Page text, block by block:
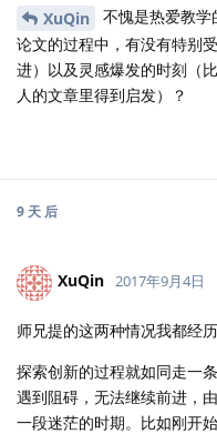
XuQin
不愧是热爱教
论文的过程中，有没有特别
进）以及灵感爆发的时刻（
人的文章里得到启发）？
9 天 后
XuQin 2017年9月4日
师兄提的这两种情况我都经历
探索创新的过程就如同走一
遇到阻碍，无法继续前进，
一段迷茫的时期。比如刚开